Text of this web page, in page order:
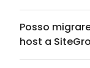
Posso
host a